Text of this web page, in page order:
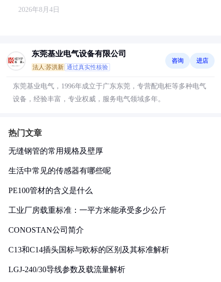
2026年8月4日
东莞基业电气设备有限公司
法人:苏洪新 通过真实性核验
咨询 进店
东莞基业电气，1996年成立于广东东莞，专营配电柜等多种电气
设备，经验丰富，专业权威，服务电气领域多年。
热门文章
无缝钢管的常用规格及壁厚
生活中常见的传感器有哪些呢
PE100管材的含义是什么
工业厂房载重标准：一平方米能承受多少公斤
CONOSTAN公司简介
C13和C14插头国标与欧标的区别及其标准解析
LGJ-240/30导线参数及载流量解析